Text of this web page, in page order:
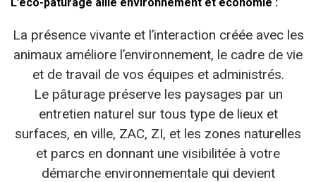
La présence vivante et l’interaction créée avec les
animaux améliore l’environnement, le cadre de vie
et de travail de vos équipes et administrés.
Le pâturage préserve les paysages par un
entretien naturel sur tous type de lieux et
surfaces, en ville, ZAC, ZI, et les zones naturelles
et parcs en donnant une visibilitée à votre
démarche environnementale qui devient